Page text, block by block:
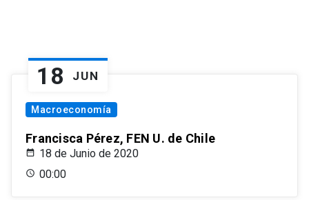
18 JUN
Macroeconomía
Francisca Pérez, FEN U. de Chile
18 de Junio de 2020
00:00